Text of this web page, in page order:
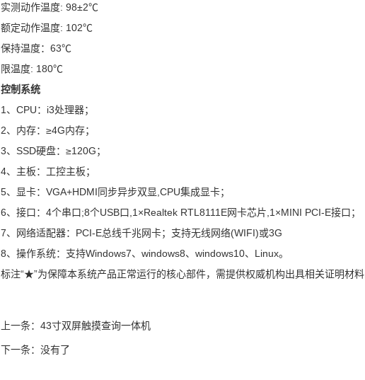
实测动作温度: 98±2℃
额定动作温度: 102℃
保持温度：63℃
限温度: 180℃
控制系统
1、CPU：i3处理器；
2、内存：≥4G内存；
3、SSD硬盘：≥120G；
4、主板：工控主板；
5、显卡：VGA+HDMI同步异步双显,CPU集成显卡；
6、接口：4个串口;8个USB口,1×Realtek RTL8111E网卡芯片,1×MINI PCI-E接口；
7、网络适配器：PCI-E总线千兆网卡；支持无线网络(WIFI)或3G
8、操作系统：支持Windows7、windows8、windows10、Linux。
标注“★”为保障本系统产品正常运行的核心部件，需提供权威机构出具相关证明材料.
上一条： 43寸双屏触摸查询一体机
下一条： 没有了